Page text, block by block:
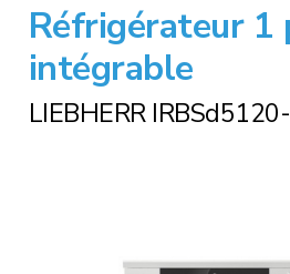
Réfrigérateur 1
intégrable
LIEBHERR